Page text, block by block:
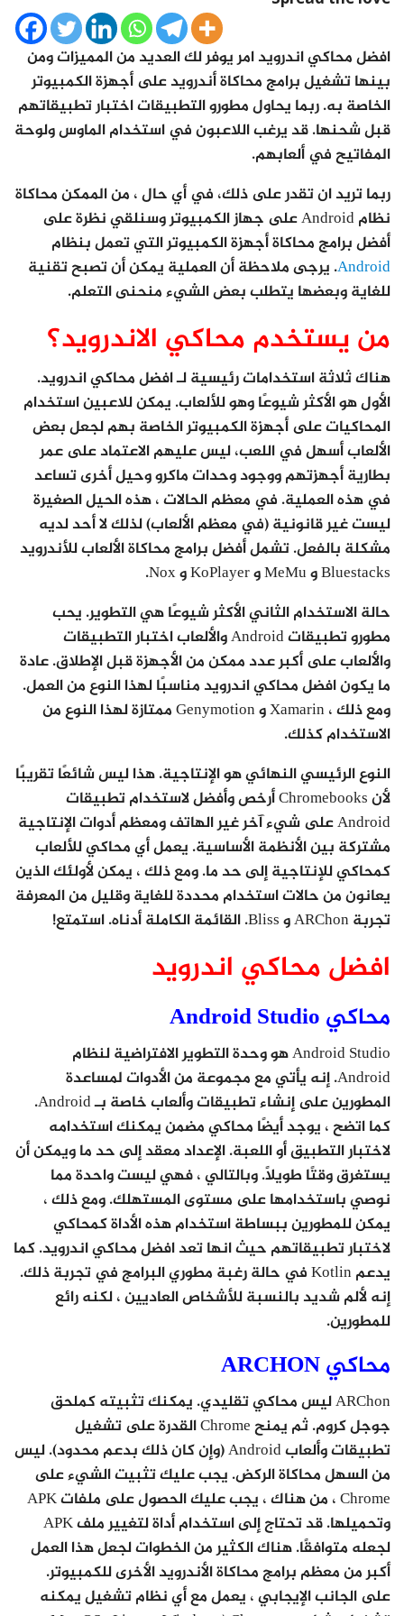
افضل محاكي اندرويد امر يوفر لك العديد من المميزات ومن
بينها تشغيل برامج محاكاة أندرويد على أجهزة الكمبيوتر
الخاصة به. ربما يحاول مطورو التطبيقات اختبار تطبيقاتهم
قبل شحنها. قد يرغب اللاعبون في استخدام الماوس ولوحة
المفاتيح في ألعابهم.
ربما تريد ان تقدر على ذلك، في أي حال ، من الممكن محاكاة
نظام Android على جهاز الكمبيوتر وسنلقي نظرة على
أفضل برامج محاكاة أجهزة الكمبيوتر التي تعمل بنظام
Android. يرجى ملاحظة أن العملية يمكن أن تصبح تقنية
للغاية وبعضها يتطلب بعض الشيء منحنى التعلم.
من يستخدم محاكي الاندرويد؟
هناك ثلاثة استخدامات رئيسية لـ افضل محاكي اندرويد.
الأول هو الأكثر شيوعًا وهو للألعاب. يمكن للاعبين استخدام
المحاكيات على أجهزة الكمبيوتر الخاصة بهم لجعل بعض
الألعاب أسهل في اللعب، ليس عليهم الاعتماد على عمر
بطارية أجهزتهم ووجود وحدات ماكرو وحيل أخرى تساعد
في هذه العملية. في معظم الحالات ، هذه الحيل الصغيرة
ليست غير قانونية (في معظم الألعاب) لذلك لا أحد لديه
مشكلة بالفعل. تشمل أفضل برامج محاكاة الألعاب للأندرويد
Bluestacks و MeMu و KoPlayer و Nox.
حالة الاستخدام الثاني الأكثر شيوعًا هي التطوير. يحب
مطورو تطبيقات Android والألعاب اختبار التطبيقات
والألعاب على أكبر عدد ممكن من الأجهزة قبل الإطلاق. عادة
ما يكون افضل محاكي اندرويد مناسبًا لهذا النوع من العمل.
ومع ذلك ، Xamarin و Genymotion ممتازة لهذا النوع من
الاستخدام كذلك.
النوع الرئيسي النهائي هو الإنتاجية. هذا ليس شائعًا تقريبًا
لأن Chromebooks أرخص وأفضل لاستخدام تطبيقات
Android على شيء آخر غير الهاتف ومعظم أدوات الإنتاجية
مشتركة بين الأنظمة الأساسية. يعمل أي محاكي للألعاب
كمحاكي للإنتاجية إلى حد ما. ومع ذلك ، يمكن لأولئك الذين
يعانون من حالات استخدام محددة للغاية وقليل من المعرفة
تجربة ARChon و Bliss. القائمة الكاملة أدناه. استمتع!
افضل محاكي اندرويد
محاكي Android Studio
Android Studio هو وحدة التطوير الافتراضية لنظام
Android. إنه يأتي مع مجموعة من الأدوات لمساعدة
المطورين على إنشاء تطبيقات وألعاب خاصة بـ Android.
كما اتضح ، يوجد أيضًا محاكي مضمن يمكنك استخدامه
لاختبار التطبيق أو اللعبة. الإعداد معقد إلى حد ما ويمكن أن
يستغرق وقتًا طويلاً. وبالتالي ، فهي ليست واحدة مما
نوصي باستخدامها على مستوى المستهلك. ومع ذلك ،
يمكن للمطورين ببساطة استخدام هذه الأداة كمحاكي
لاختبار تطبيقاتهم حيث انها تعد افضل محاكي اندرويد. كما
يدعم Kotlin في حالة رغبة مطوري البرامج في تجربة ذلك.
إنه لألم شديد بالنسبة للأشخاص العاديين ، لكنه رائع
للمطورين.
محاكي ARCHON
ARChon ليس محاكي تقليدي. يمكنك تثبيته كملحق
جوجل كروم. ثم يمنح Chrome القدرة على تشغيل
تطبيقات وألعاب Android (وإن كان ذلك بدعم محدود). ليس
من السهل محاكاة الركض. يجب عليك تثبيت الشيء على
Chrome ، من هناك ، يجب عليك الحصول على ملفات APK
وتحميلها. قد تحتاج إلى استخدام أداة لتغيير ملف APK
لجعله متوافقًا. هناك الكثير من الخطوات لجعل هذا العمل
أكبر من معظم برامج محاكاة الأندرويد الأخرى للكمبيوتر.
على الجانب الإيجابي ، يعمل مع أي نظام تشغيل يمكنه